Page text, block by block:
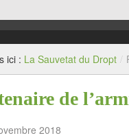
ici : La Sauvetat du Dropt /
de
2018